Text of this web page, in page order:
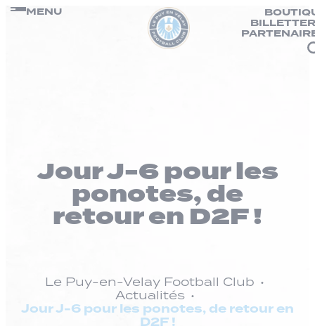
Passer
MENU
Jour J-6 pour les
ponotes, de
retour en D2F !
Le Puy-en-Velay Football Club
Actualités
Jour J-6 pour les ponotes, de retour en
D2F !
Panneau de gestion des cookies